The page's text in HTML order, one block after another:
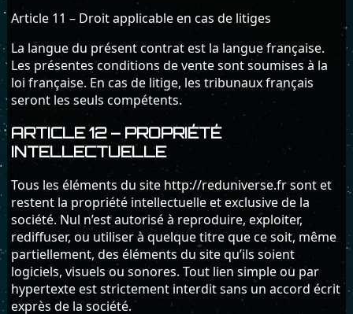
Article 11 – Droit applicable en cas de litiges
La langue du présent contrat est la langue française.
Les présentes conditions de vente sont soumises à la
loi française. En cas de litige, les tribunaux français
seront les seuls compétents.
ARTICLE 12 – PROPRIÉTÉ
INTELLECTUELLE
Tous les éléments du site http://reduniverse.fr sont et
restent la propriété intellectuelle et exclusive de la
société. Nul n’est autorisé à reproduire, exploiter,
rediffuser, ou utiliser à quelque titre que ce soit, même
partiellement, des éléments du site qu’ils soient
logiciels, visuels ou sonores. Tout lien simple ou par
hypertexte est strictement interdit sans un accord écrit
exprès de la société.